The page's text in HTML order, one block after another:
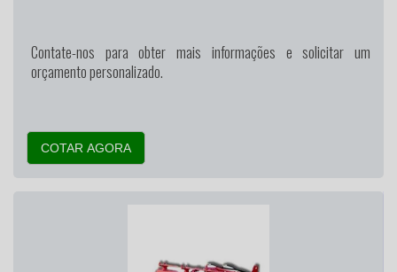
Contate-nos para obter mais informações e solicitar um
orçamento personalizado.
COTAR AGORA